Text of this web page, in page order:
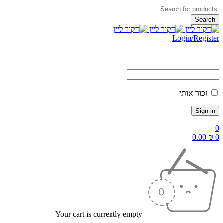
Login/Register
זכור אותי
0
0
0.00 ₪
Your cart is currently empty